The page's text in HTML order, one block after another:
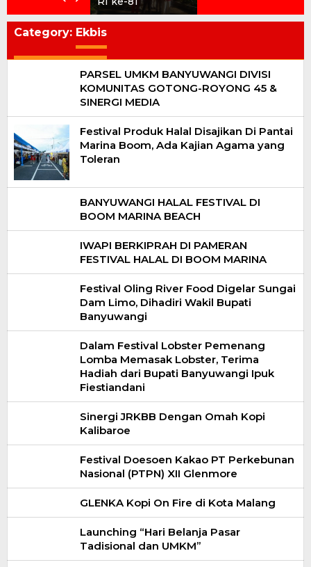
Category: Ekbis
PARSEL UMKM BANYUWANGI DIVISI
KOMUNITAS GOTONG-ROYONG 45 &
SINERGI MEDIA
Festival Produk Halal Disajikan Di Pantai
Marina Boom, Ada Kajian Agama yang
Toleran
BANYUWANGI HALAL FESTIVAL DI
BOOM MARINA BEACH
IWAPI BERKIPRAH DI PAMERAN
FESTIVAL HALAL DI BOOM MARINA
Festival Oling River Food Digelar Sungai
Dam Limo, Dihadiri Wakil Bupati
Banyuwangi
Dalam Festival Lobster Pemenang
Lomba Memasak Lobster, Terima
Hadiah dari Bupati Banyuwangi Ipuk
Fiestiandani
Sinergi JRKBB Dengan Omah Kopi
Kalibaroe
Festival Doesoen Kakao PT Perkebunan
Nasional (PTPN) XII Glenmore
GLENKA Kopi On Fire di Kota Malang
Launching “Hari Belanja Pasar
Tadisional dan UMKM”